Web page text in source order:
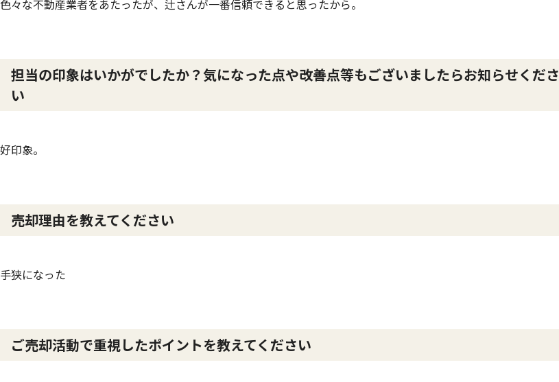
色々な不動産業者をあたったが、辻さんが一番信頼できると思ったから。
担当の印象はいかがでしたか？気になった点や改善点等もございましたらお知らせくださ
い
好印象。
売却理由を教えてください
手狭になった
ご売却活動で重視したポイントを教えてください